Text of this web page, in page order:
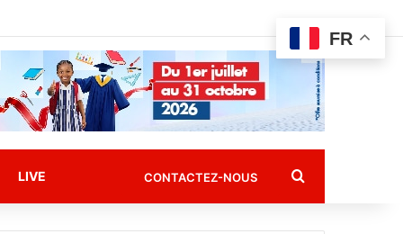
LIVE CONTACTEZ-NOUS Rechercher
FR